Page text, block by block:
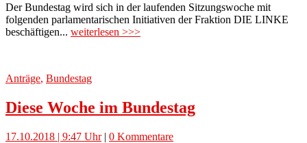
Der Bundestag wird sich in der laufenden Sitzungswoche mit
folgenden parlamentarischen Initiativen der Fraktion DIE LINKE
beschäftigen... weiterlesen >>>
Anträge, Bundestag
Diese Woche im Bundestag
17.10.2018 | 9:47 Uhr| 0 Kommentare